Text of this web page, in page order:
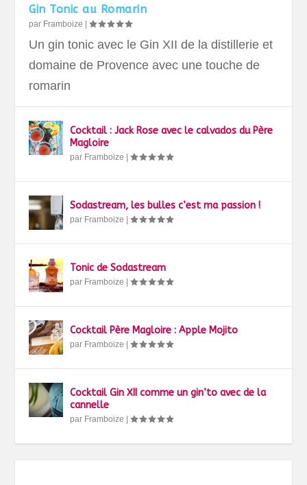
Gin Tonic au Romarin
par Framboize |
Un gin tonic avec le Gin XII de la distillerie et
domaine de Provence avec une touche de
romarin
Cocktail : Jack Rose avec le calvados du Père
Magloire
par Framboize |
Sodastream, les bulles c’est ma passion !
par Framboize |
Tonic de Sodastream
par Framboize |
Cocktail Père Magloire : Apple Mojito
par Framboize |
Cocktail Gin XII comme un gin’to avec de la
cannelle
par Framboize |